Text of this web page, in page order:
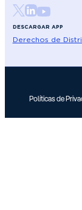
DESCARGAR APP
Derechos de
Políticas de